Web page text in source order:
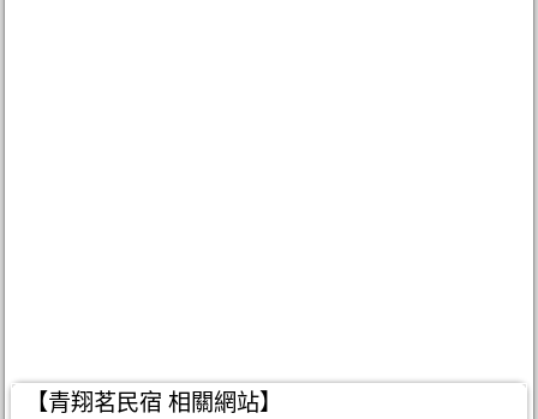
【青翔茗民宿 相關網站】